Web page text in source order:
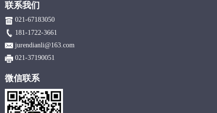
联系我们
021-67183050
181-1722-3661
jurendianli@163.com
021-37190051
微信联系